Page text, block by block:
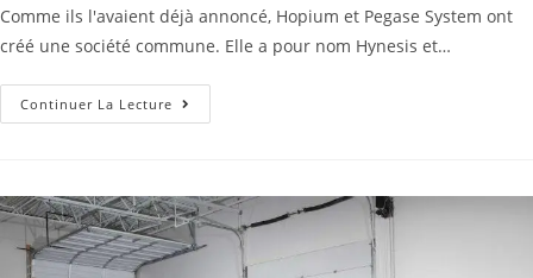
Comme ils l'avaient déjà annoncé, Hopium et Pegase System ont
créé une société commune. Elle a pour nom Hynesis et…
Continuer La Lecture